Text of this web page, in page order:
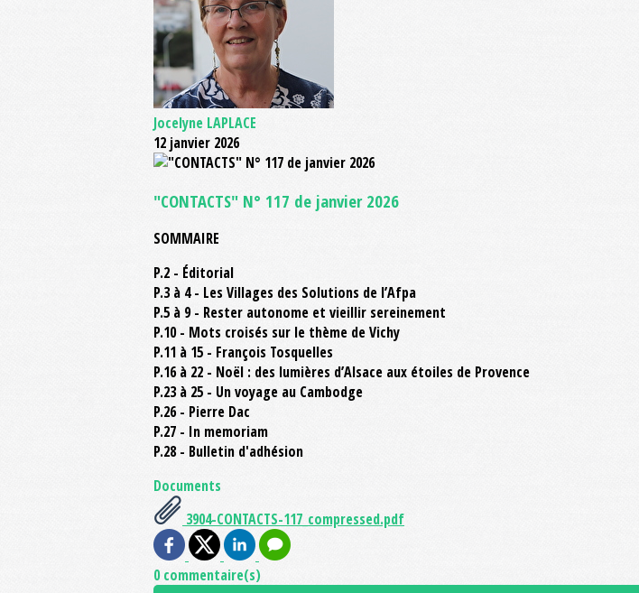
Jocelyne LAPLACE
12 janvier 2026
"CONTACTS" N° 117 de janvier 2026
SOMMAIRE
P.2 - Éditorial
P.3 à 4 - Les Villages des Solutions de l’Afpa
P.5 à 9 - Rester autonome et vieillir sereinement
P.10 - Mots croisés sur le thème de Vichy
P.11 à 15 - François Tosquelles
P.16 à 22 - Noël : des lumières d’Alsace aux étoiles de Provence
P.23 à 25 - Un voyage au Cambodge
P.26 - Pierre Dac
P.27 - In memoriam
P.28 - Bulletin d'adhésion
Documents
3904-CONTACTS-117_compressed.pdf
0 commentaire(s)